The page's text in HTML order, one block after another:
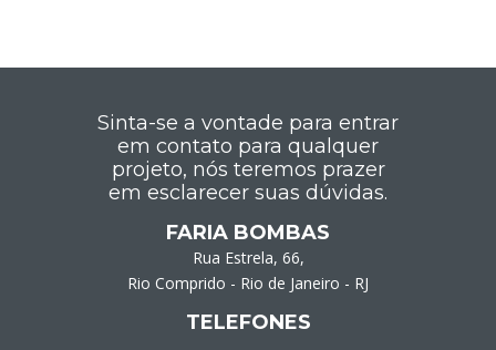
Sinta-se a vontade para entrar
em contato para qualquer
projeto, nós teremos prazer
em esclarecer suas dúvidas.
FARIA BOMBAS
Rua Estrela, 66,
Rio Comprido - Rio de Janeiro - RJ
TELEFONES